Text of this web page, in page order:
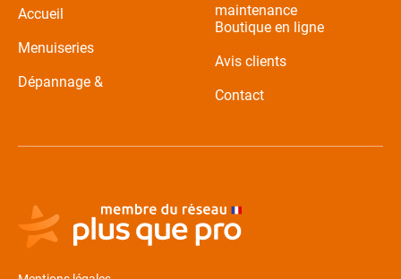
Accueil
Menuiseries
Dépannage &
maintenance
Boutique en ligne
Avis clients
Contact